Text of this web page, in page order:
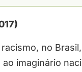
no
imaginário